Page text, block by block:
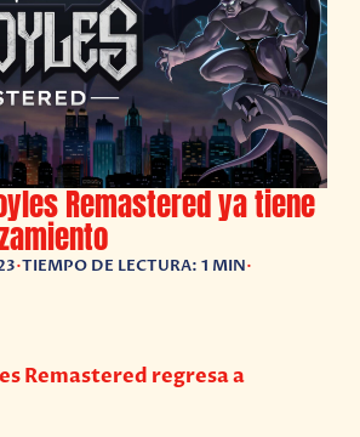
Remastered ya tiene
•TIEMPO DE LECTURA: 1 MIN•
Remastered regresa a